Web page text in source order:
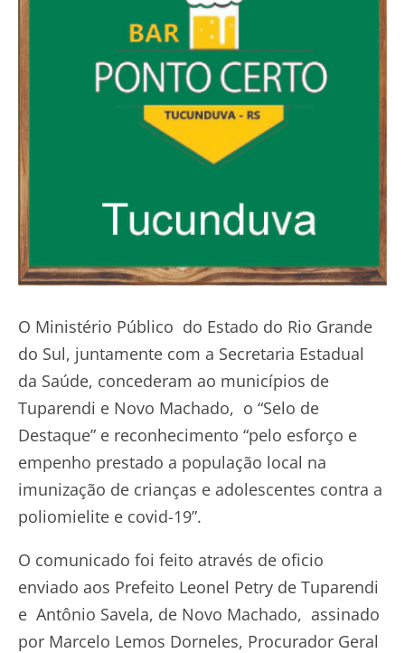
O Ministério Público do Estado do Rio Grande
do Sul, juntamente com a Secretaria Estadual
da Saúde, concederam ao municípios de
Tuparendi e Novo Machado, o “Selo de
Destaque” e reconhecimento “pelo esforço e
empenho prestado a população local na
imunização de crianças e adolescentes contra a
poliomielite e covid-19”.
O comunicado foi feito através de oficio
enviado aos Prefeito Leonel Petry de Tuparendi
e Antônio Savela, de Novo Machado, assinado
por Marcelo Lemos Dorneles, Procurador Geral